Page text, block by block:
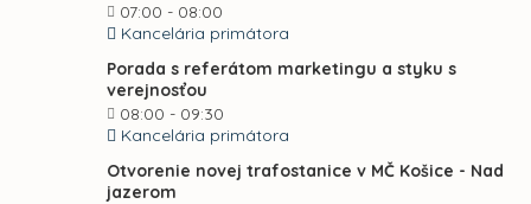
07:00 - 08:00
Kancelária primátora
Porada s referátom marketingu a styku s
verejnosťou
08:00 - 09:30
Kancelária primátora
Otvorenie novej trafostanice v MČ Košice - Nad
jazerom